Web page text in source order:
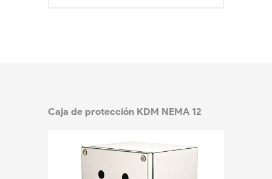
Caja de protección KDM NEMA 12